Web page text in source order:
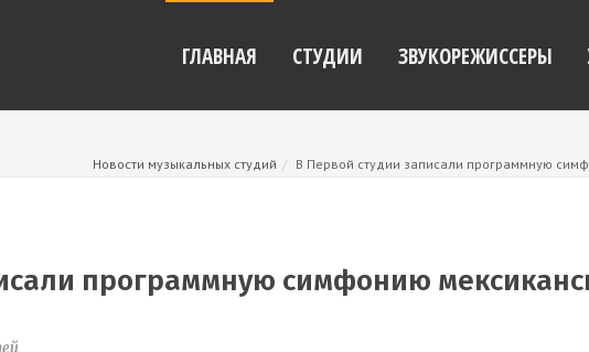
ГЛАВНАЯ СТУДИИ ЗВУКОРЕЖИССЕРЫ
Новости музыкальных студий В Первой студии записали программную
программную симфонию